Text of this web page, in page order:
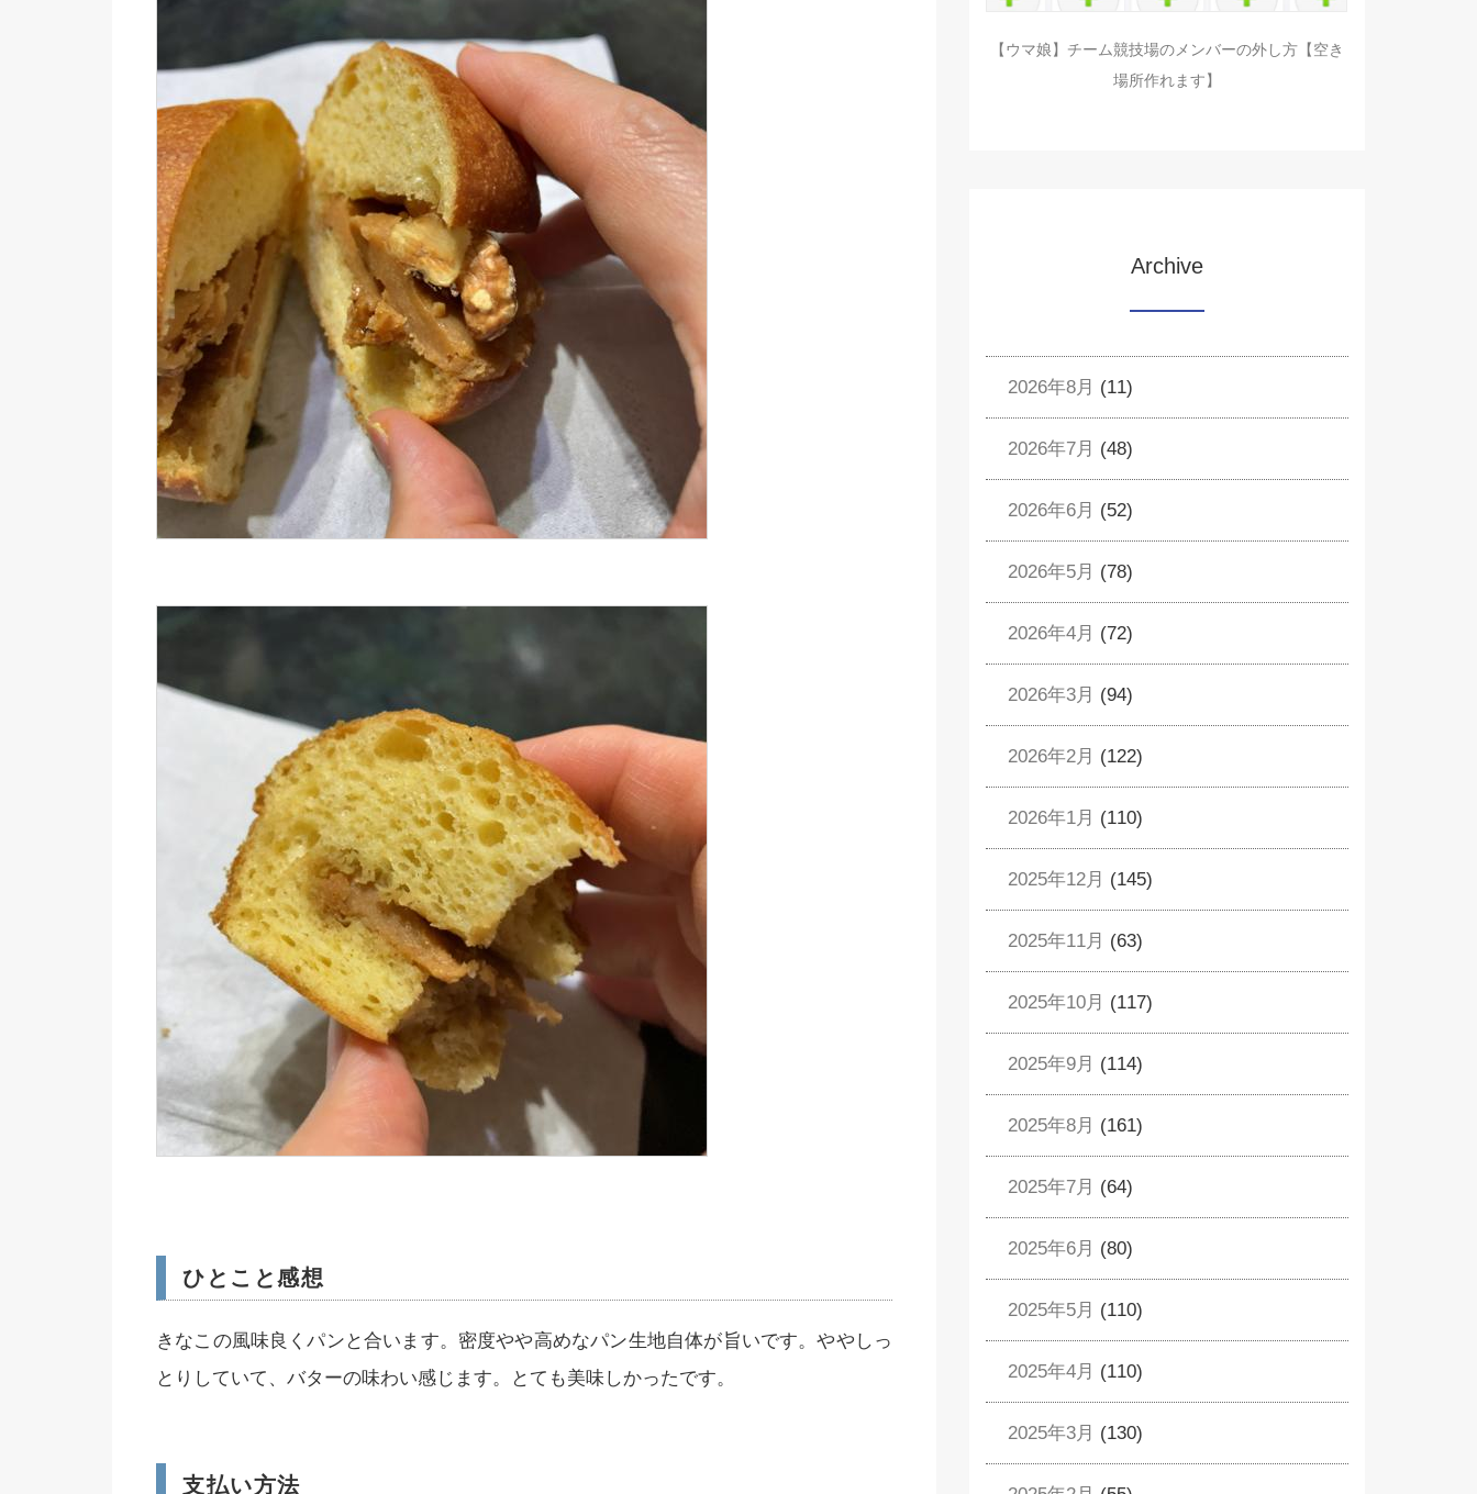
ひとこと感想
きなこの風味良くパンと合います。密度やや高めなパン生地自体が旨いです。ややしっ
とりしていて、バターの味わい感じます。とても美味しかったです。
支払い方法
【ウマ娘】チーム競技場のメンバーの外し方【空き
場所作れます】
Archive
2026年8月 (11)
2026年7月 (48)
2026年6月 (52)
2026年5月 (78)
2026年4月 (72)
2026年3月 (94)
2026年2月 (122)
2026年1月 (110)
2025年12月 (145)
2025年11月 (63)
2025年10月 (117)
2025年9月 (114)
2025年8月 (161)
2025年7月 (64)
2025年6月 (80)
2025年5月 (110)
2025年4月 (110)
2025年3月 (130)